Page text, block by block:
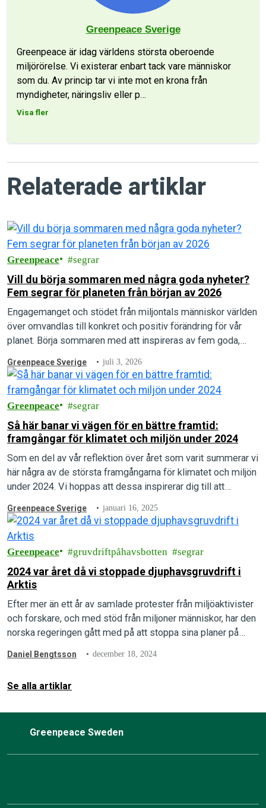
Greenpeace Sverige
Greenpeace är idag världens största oberoende
miljörörelse. Vi existerar enbart tack vare människor
som du. Av princip tar vi inte mot en krona från
myndigheter, näringsliv eller p…
Visa fler
Relaterade artiklar
Greenpeace segrar
Vill du börja sommaren med några goda nyheter?
Fem segrar för planeten från början av 2026
Engagemanget och stödet från miljontals människor världen
över omvandlas till konkret och positiv förändring för vår
planet. Börja sommaren med att inspireras av fem goda,
Greenpeace Sverige juli 3, 2026
Greenpeace segrar
Så här banar vi vägen för en bättre framtid:
framgångar för klimatet och miljön under 2024
Som en del av vår reflektion över året som varit summerar vi
här några av de största framgångarna för klimatet och miljön
under 2024. Vi hoppas att dessa inspirerar dig till att
Greenpeace Sverige januari 16, 2025
Greenpeace gruvdriftpåhavsbotten segrar
2024 var året då vi stoppade djuphavsgruvdrift i
Arktis
Efter mer än ett år av samlade protester från miljöaktivister
och forskare, och med stöd från miljoner människor, har den
norska regeringen gått med på att stoppa sina planer på…
Daniel Bengtsson december 18, 2024
Se alla artiklar
Greenpeace Sweden